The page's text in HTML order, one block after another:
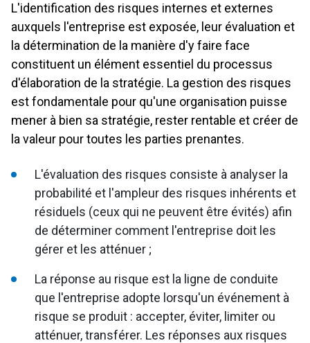
GOUVERNANCE
Corporate Governance
1 Gouvernance
1.1 Leadership, culture et engagement en faveur du
1.2 Structure et fonctionnement du conseil d'administration
1.3 Environnement de contrôle
1.4 Propriété et droits des actionnaires
1.6 Gouvernance du climat
L'identification des risques internes et externes
auxquels l'entreprise est exposée, leur évaluation et
la détermination de la manière d'y faire face
constituent un élément essentiel du processus
d'élaboration de la stratégie. La gestion des risques
est fondamentale pour qu'une organisation puisse
mener à bien sa stratégie, rester rentable et créer de
la valeur pour toutes les parties prenantes.
L'évaluation des risques consiste à analyser la
probabilité et l'ampleur des risques inhérents et
résiduels (ceux qui ne peuvent être évités) afin
de déterminer comment l'entreprise doit les
gérer et les atténuer ;
La réponse au risque est la ligne de conduite
que l'entreprise adopte lorsqu'un événement à
risque se produit : accepter, éviter, limiter ou
atténuer, transférer. Les réponses aux risques